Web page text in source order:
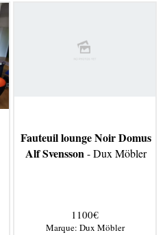
Fauteuil lounge Noir Domus
Alf Svensson- Dux Möbler
1100€
Marque: Dux Möbler